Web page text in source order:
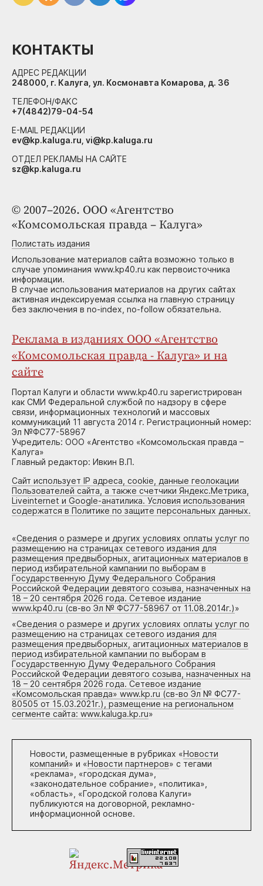
© 2007–2026. ООО «Агентство
«Комсомольская правда – Калуга»
Полистать издания
Использование материалов сайта возможно только в
случае упоминания www.kp40.ru как первоисточника
информации.
В случае использования материалов на других сайтах
активная индексируемая ссылка на главную страницу
без заключения в no-index, no-follow обязательна.
Реклама в изданиях ООО «Агентство
«Комсомольская правда - Калуга» и на
сайте
Портал Калуги и области www.kp40.ru зарегистрирован
как СМИ Федеральной службой по надзору в сфере
связи, информационных технологий и массовых
коммуникаций 11 августа 2014 г. Регистрационный номер:
Эл №ФС77-58967
Учредитель: ООО «Агентство «Комсомольская правда –
Калуга»
Главный редактор: Ивкин В.П.
Сайт использует IP адреса, cookie, данные геолокации
Пользователей сайта, а также счетчики Яндекс.Метрика,
Liveinternet и Google-анатилика. Условия использования
содержатся в Политике по защите персональных данных.
«Сведения о размере и других условиях оплаты услуг по
размещению на страницах сетевого издания для
размещения предвыборных, агитационных материалов в
период избирательной кампании по выборам в
Государственную Думу Федерального Собрания
Российской Федерации девятого созыва, назначенных на
18 – 20 сентября 2026 года. Сетевое издание
www.kp40.ru (св-во Эл № ФС77-58967 от 11.08.2014г.)»
«Сведения о размере и других условиях оплаты услуг по
размещению на страницах сетевого издания для
размещения предвыборных, агитационных материалов в
период избирательной кампании по выборам в
Государственную Думу Федерального Собрания
Российской Федерации девятого созыва, назначенных на
18 – 20 сентября 2026 года. Сетевое издание
«Комсомольская правда» www.kp.ru (св-во Эл № ФС77-
80505 от 15.03.2021г.), размещение на региональном
сегменте сайта: www.kaluga.kp.ru»
Новости, размещенные в рубриках «Новости
компаний» и «Новости партнеров» с тегами
«реклама», «городская дума»,
«законодательное собрание», «политика»,
«область», «Городской голова Калуги»
публикуются на договорной, рекламно-
информационной основе.
КОНТАКТЫ
АДРЕС РЕДАКЦИИ
248000, г. Калуга, ул. Космонавта Комарова, д. 36
ТЕЛЕФОН/ФАКС
+7(4842)79-04-54
E-MAIL РЕДАКЦИИ
ev@kp.kaluga.ru, vi@kp.kaluga.ru
ОТДЕЛ РЕКЛАМЫ НА САЙТЕ
sz@kp.kaluga.ru